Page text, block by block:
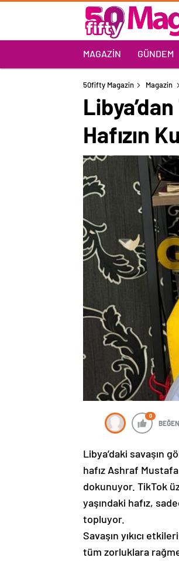
MAGAZIN GÜNDEM
50fifty Magazin Magazin
Hafızın
0
Libya’daki savaşın
hafız Ashraf
dokunuyor. TikTok
yaşındaki hafız,
topluyor.
Savaşın yıkıcı
tüm zorluklara